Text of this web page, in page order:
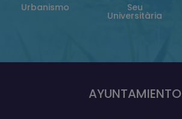
Urbanismo Seu
Universitària
AYUNTAMIENTO